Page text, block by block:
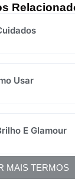
Usar
E Glamour
MAIS TERMOS